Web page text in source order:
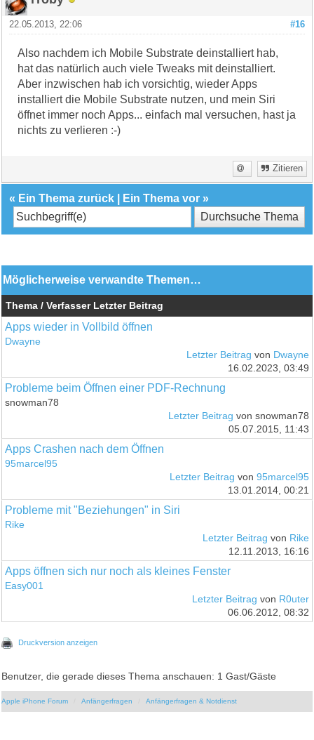
#16
22.05.2013, 22:06
Also nachdem ich Mobile Substrate deinstalliert hab,
hat das natürlich auch viele Tweaks mit deinstalliert.
Aber inzwischen hab ich vorsichtig, wieder Apps
installiert die Mobile Substrate nutzen, und mein Siri
öffnet immer noch Apps... einfach mal versuchen, hast ja
nichts zu verlieren :-)
Zitieren
« Ein Thema zurück Ein Thema vor »
Möglicherweise verwandte Themen…
Thema / Verfasser Letzter Beitrag
Apps wieder in Vollbild öffnen
Dwayne
Letzter Beitrag von Dwayne
16.02.2023, 03:49
Probleme beim Öffnen einer PDF-Rechnung
snowman78
Letzter Beitrag von snowman78
05.07.2015, 11:43
Apps Crashen nach dem Öffnen
95marcel95
Letzter Beitrag von 95marcel95
13.01.2014, 00:21
Probleme mit "Beziehungen" in Siri
Rike
Letzter Beitrag von Rike
12.11.2013, 16:16
Apps öffnen sich nur noch als kleines Fenster
Easy001
Letzter Beitrag von R0uter
06.06.2012, 08:32
Druckversion anzeigen
Benutzer, die gerade dieses Thema anschauen: 1 Gast/Gäste
Apple iPhone Forum Anfängerfragen Anfängerfragen & Notdienst